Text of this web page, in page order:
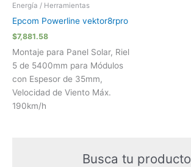
Energía / Herramientas
Epcom Powerline vektor8rpro
$7,881.58
Montaje para Panel Solar, Riel
5 de 5400mm para Módulos
con Espesor de 35mm,
Velocidad de Viento Máx.
190km/h
Busca tu producto